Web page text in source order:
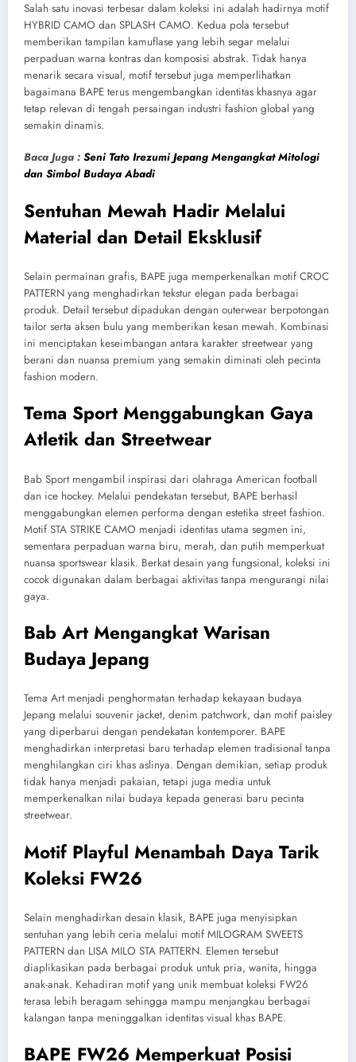
Salah satu inovasi terbesar dalam koleksi ini adalah hadirnya motif
HYBRID CAMO dan SPLASH CAMO. Kedua pola tersebut
memberikan tampilan kamuflase yang lebih segar melalui
perpaduan warna kontras dan komposisi abstrak. Tidak hanya
menarik secara visual, motif tersebut juga memperlihatkan
bagaimana BAPE terus mengembangkan identitas khasnya agar
tetap relevan di tengah persaingan industri fashion global yang
semakin dinamis.
Baca Juga : Seni Tato Irezumi Jepang Mengangkat Mitologi
dan Simbol Budaya Abadi
Sentuhan Mewah Hadir Melalui
Material dan Detail Eksklusif
Selain permainan grafis, BAPE juga memperkenalkan motif CROC
PATTERN yang menghadirkan tekstur elegan pada berbagai
produk. Detail tersebut dipadukan dengan outerwear berpotongan
tailor serta aksen bulu yang memberikan kesan mewah. Kombinasi
ini menciptakan keseimbangan antara karakter streetwear yang
berani dan nuansa premium yang semakin diminati oleh pecinta
fashion modern.
Tema Sport Menggabungkan Gaya
Atletik dan Streetwear
Bab Sport mengambil inspirasi dari olahraga American football
dan ice hockey. Melalui pendekatan tersebut, BAPE berhasil
menggabungkan elemen performa dengan estetika street fashion.
Motif STA STRIKE CAMO menjadi identitas utama segmen ini,
sementara perpaduan warna biru, merah, dan putih memperkuat
nuansa sportswear klasik. Berkat desain yang fungsional, koleksi ini
cocok digunakan dalam berbagai aktivitas tanpa mengurangi nilai
gaya.
Bab Art Mengangkat Warisan
Budaya Jepang
Tema Art menjadi penghormatan terhadap kekayaan budaya
Jepang melalui souvenir jacket, denim patchwork, dan motif paisley
yang diperbarui dengan pendekatan kontemporer. BAPE
menghadirkan interpretasi baru terhadap elemen tradisional tanpa
menghilangkan ciri khas aslinya. Dengan demikian, setiap produk
tidak hanya menjadi pakaian, tetapi juga media untuk
memperkenalkan nilai budaya kepada generasi baru pecinta
streetwear.
Motif Playful Menambah Daya Tarik
Koleksi FW26
Selain menghadirkan desain klasik, BAPE juga menyisipkan
sentuhan yang lebih ceria melalui motif MILOGRAM SWEETS
PATTERN dan LISA MILO STA PATTERN. Elemen tersebut
diaplikasikan pada berbagai produk untuk pria, wanita, hingga
anak-anak. Kehadiran motif yang unik membuat koleksi FW26
terasa lebih beragam sehingga mampu menjangkau berbagai
kalangan tanpa meninggalkan identitas visual khas BAPE.
BAPE FW26 Memperkuat Posisi